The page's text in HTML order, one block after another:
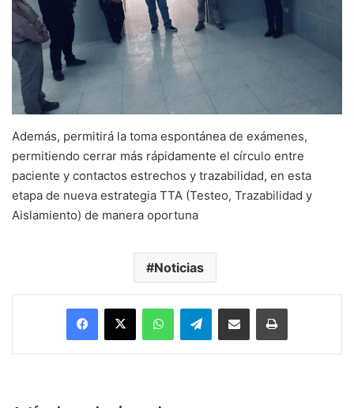
Además, permitirá la toma espontánea de exámenes,
permitiendo cerrar más rápidamente el círculo entre
paciente y contactos estrechos y trazabilidad, en esta
etapa de nueva estrategia TTA (Testeo, Trazabilidad y
Aislamiento) de manera oportuna
Noticias
Facebook
X WhatsAppTelegramEnviar vía email Imprimir